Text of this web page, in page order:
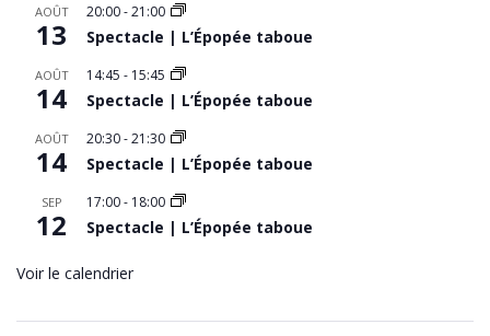
AOÛT
13
20:00-21:00
Spectacle | L’Épopée taboue
AOÛT
14
14:45 - 15:45
Spectacle | L’Épopée taboue
AOÛT
14
20:30-21:30
Spectacle | L’Épopée taboue
SEP
12
17:00- 18:00
Spectacle | L’Épopée taboue
Voir le calendrier